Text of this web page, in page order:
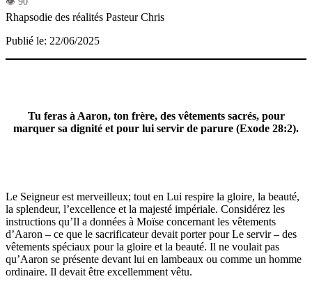
Rhapsodie des réalités Pasteur Chris
Publié le: 22/06/2025
Tu feras à Aaron, ton frère, des vêtements sacrés, pour
marquer sa dignité et pour lui servir de parure (Exode 28:2).
Le Seigneur est merveilleux; tout en Lui respire la gloire, la beauté,
la splendeur, l’excellence et la majesté impériale. Considérez les
instructions qu’Il a données à Moïse concernant les vêtements
d’Aaron – ce que le sacrificateur devait porter pour Le servir – des
vêtements spéciaux pour la gloire et la beauté. Il ne voulait pas
qu’Aaron se présente devant lui en lambeaux ou comme un homme
ordinaire. Il devait être excellemment vêtu.